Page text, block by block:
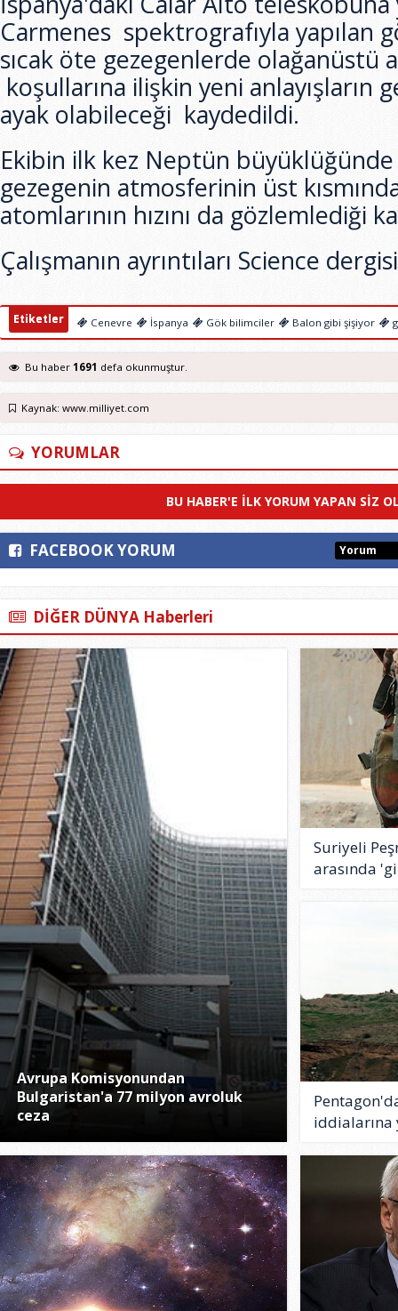
Carmenes spektrografıyla yapılan
sıcak öte gezegenlerde olağanüstü
koşullarına ilişkin yeni anlayışların
ayak olabileceği kaydedildi.
Ekibin ilk kez Neptün
gezegenin atmosferinin üst
atomlarının hızını da gözlemlediği
Çalışmanın ayrıntıları Science
Etiketler Cenevre İspanya Gök bilimciler Balon gibi şişiyor
Bu haber 1691 defa okunmuştur.
Kaynak: www.milliyet.com
YORUMLAR
BU HABER'E ILK YORUM YAPAN SIZ
FACEBOOK YORUM Yorum
DİĞER DÜNYA Haberleri
Avrupa Komisyonundan
Bulgaristan'a 77 milyon avroluk
ceza
Suriyeli
arasında